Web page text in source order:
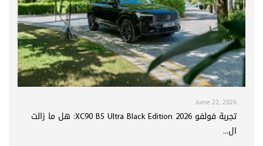
June 22, 2026
تجربة فولفو XC90 B5 Ultra Black Edition 2026: هل ما زالت
ال...